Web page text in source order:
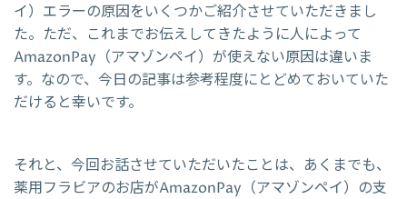
イ）エラーの原因をいくつかご紹介させていただきまし
た。ただ、これまでお伝えしてきたように人によって
AmazonPay（アマゾンペイ）が使えない原因は違いま
す。なので、今日の記事は参考程度にとどめておいていた
だけると幸いです。
それと、今回お話させていただいたことは、あくまでも、
薬用フラビアのお店がAmazonPay（アマゾンペイ）の支